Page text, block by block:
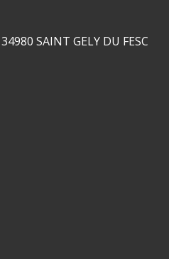
SAINT GELY DU FESC